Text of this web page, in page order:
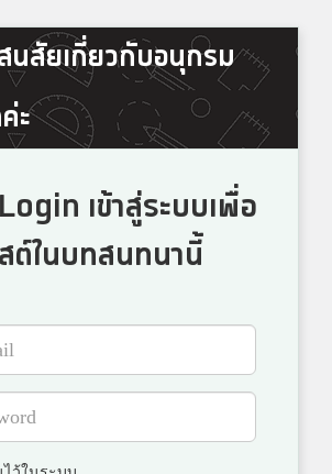
สัยเกี่ยวกับอนุกรม
ะ
เข้าสู่ระบบเพื่อ
ต์ในบทสนทนานี้